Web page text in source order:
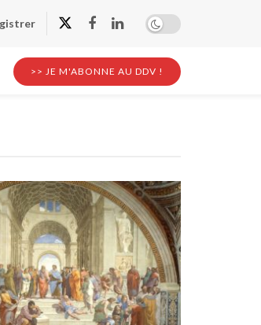
>> JE M'ABONNE AU DDV !